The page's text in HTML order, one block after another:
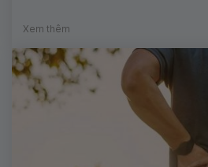
Xem thêm